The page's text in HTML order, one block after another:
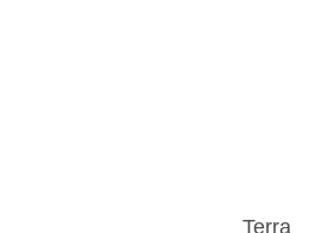
Terra